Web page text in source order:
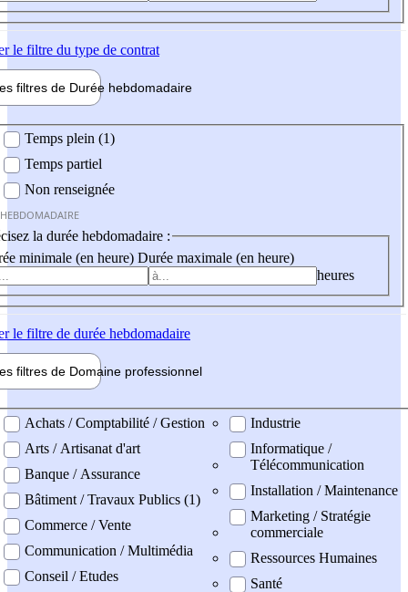
le filtre du type de contrat
filtres de Durée hebdomadaire
Temps plein (1)
Temps partiel
Non renseignée
la durée hebdomadaire :
minimale (en heure) Durée maximale (en heure)
heures
le filtre de durée hebdomadaire
filtres de Domaine professionnel
professionel
Achats / Comptabilité / Gestion
Arts / Artisanat d'art
Banque / Assurance
Bâtiment / Travaux Publics (1)
Commerce / Vente
Communication / Multimédia
Conseil / Etudes
Industrie
Informatique /
Télécommunication
Installation / Maintenance
Marketing / Stratégie
commerciale
Ressources Humaines
Santé